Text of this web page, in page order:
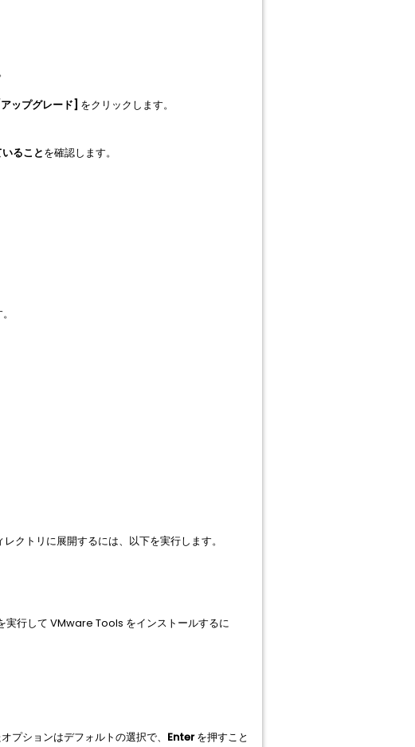
ップグレード] をクリックします。
ることを確認します。
クトリに展開するには、以下を実行します。
実行して VMware Tools をインストールするに
ションはデフォルトの選択で、 Enterを押すこと